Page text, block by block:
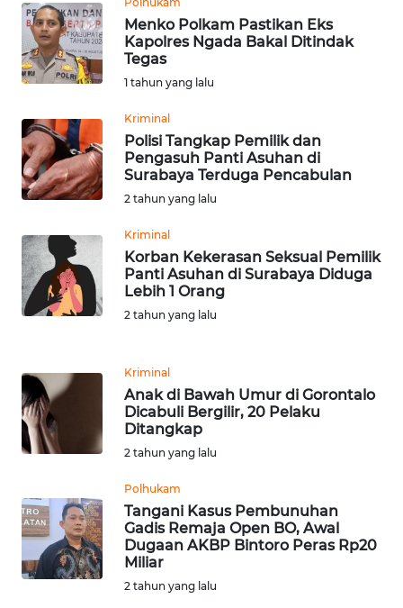
Menko Polkam Pastikan Eks
Kapolres Ngada Bakal Ditindak
Tegas
1 tahun yang lalu
Kriminal
Polisi Tangkap Pemilik dan
Pengasuh Panti Asuhan di
Surabaya Terduga Pencabulan
2 tahun yang lalu
Kriminal
Korban Kekerasan Seksual Pemilik
Panti Asuhan di Surabaya Diduga
Lebih 1 Orang
2 tahun yang lalu
Kriminal
Anak di Bawah Umur di Gorontalo
Dicabuli Bergilir, 20 Pelaku
Ditangkap
2 tahun yang lalu
Polhukam
Tangani Kasus Pembunuhan
Gadis Remaja Open BO, Awal
Dugaan AKBP Bintoro Peras Rp20
Miliar
2 tahun yang lalu
WN
SULTENG
SULBAR
WN
BABEL
SUMBAR
WN
WN
BENGKULU
WN
WN
JATENG
WN